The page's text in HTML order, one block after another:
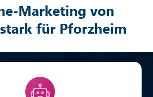
Marketing von
für Pforzheim